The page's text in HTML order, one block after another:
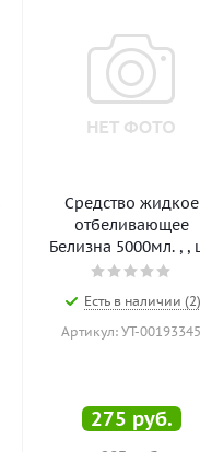
Средство жидкое
отбеливающее
Белизна 5000мл. , ,
Есть в наличии (2)
Артикул: УТ-00193345
275 руб.